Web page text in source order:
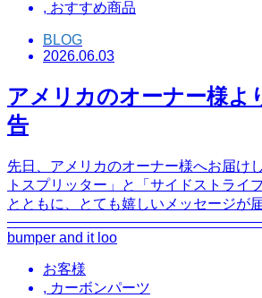
, おすすめ商品
BLOG
2026.06.03
アメリカのオーナー様よ
告
先日、アメリカのオーナー様へお届け
トスプリッター」と「サイドストライ
とともに、とても嬉しいメッセージが
――――――――――――――――――I
bumper and it loo
お客様
, カーボンパーツ